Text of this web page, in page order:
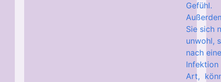
Gefühl.
Sie sich
unwohl,
nach
Infektion
Art,